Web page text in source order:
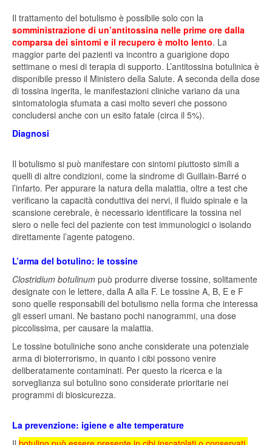
Il trattamento del botulismo è possibile solo con la
somministrazione di un’antitossina nelle prime ore dalla
comparsa dei sintomi e il recupero è molto lento. La
maggior parte dei pazienti va incontro a guarigione dopo
settimane o mesi di terapia di supporto. L’antitossina botulinica è
disponibile presso il Ministero della Salute. A seconda della dose
di tossina ingerita, le manifestazioni cliniche variano da una
sintomatologia sfumata a casi molto severi che possono
concludersi anche con un esito fatale (circa il 5%).
Diagnosi
Il botulismo si può manifestare con sintomi piuttosto simili a
quelli di altre condizioni, come la sindrome di Guillain-Barré o
l’infarto. Per appurare la natura della malattia, oltre a test che
verificano la capacità conduttiva dei nervi, il fluido spinale e la
scansione cerebrale, è necessario identificare la tossina nel
siero o nelle feci del paziente con test immunologici o isolando
direttamente l’agente patogeno.
L’arma del botulino: le tossine
Clostridium botulinum può produrre diverse tossine, solitamente
designate con le lettere, dalla A alla F. Le tossine A, B, E e F
sono quelle responsabili del botulismo nella forma che interessa
gli esseri umani. Ne bastano pochi nanogrammi, una dose
piccolissima, per causare la malattia.
Le tossine botuliniche sono anche considerate una potenziale
arma di bioterrorismo, in quanto i cibi possono venire
deliberatamente contaminati. Per questo la ricerca e la
sorveglianza sul botulino sono considerate prioritarie nei
programmi di biosicurezza.
La prevenzione: igiene e alte temperature